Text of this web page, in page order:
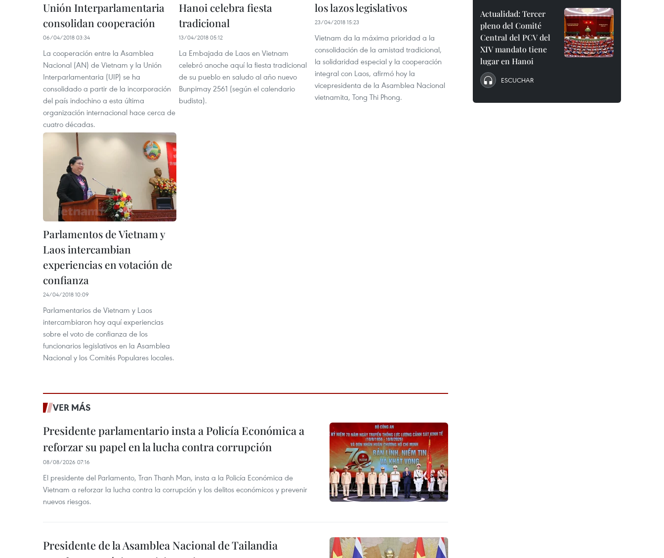
Unión Interparlamentaria
consolidan cooperación
06/04/2018 03:34
La cooperación entre la Asamblea
Nacional (AN) de Vietnam y la Unión
Interparlamentaria (UIP) se ha
consolidado a partir de la incorporación
del país indochino a esta última
organización internacional hace cerca de
cuatro décadas.
Hanoi celebra fiesta
tradicional
13/04/2018 05:12
La Embajada de Laos en Vietnam
celebró anoche aquí la fiesta tradicional
de su pueblo en saludo al año nuevo
Bunpimay 2561 (según el calendario
budista).
los lazos legislativos
23/04/2018 15:23
Vietnam da la máxima prioridad a la
consolidación de la amistad tradicional,
la solidaridad especial y la cooperación
integral con Laos, afirmó hoy la
vicepresidenta de la Asamblea Nacional
vietnamita, Tong Thi Phong.
Parlamentos de Vietnam y
Laos intercambian
experiencias en votación de
confianza
24/04/2018 10:09
Parlamentarios de Vietnam y Laos
intercambiaron hoy aquí experiencias
sobre el voto de confianza de los
funcionarios legislativos en la Asamblea
Nacional y los Comités Populares locales.
VER MÁS
Presidente parlamentario insta a Policía Económica a
reforzar su papel en la lucha contra corrupción
08/08/2026 07:16
El presidente del Parlamento, Tran Thanh Man, insta a la Policía Económica de
Vietnam a reforzar la lucha contra la corrupción y los delitos económicos y prevenir
nuevos riesgos.
Presidente de la Asamblea Nacional de Tailandia
Actualidad: Tercer
pleno del Comité
Central del PCV del
XIV mandato tiene
lugar en Hanoi
ESCUCHAR